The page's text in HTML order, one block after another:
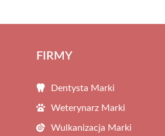
FIRMY
Dentysta Marki
Weterynarz Marki
Wulkanizacja Marki